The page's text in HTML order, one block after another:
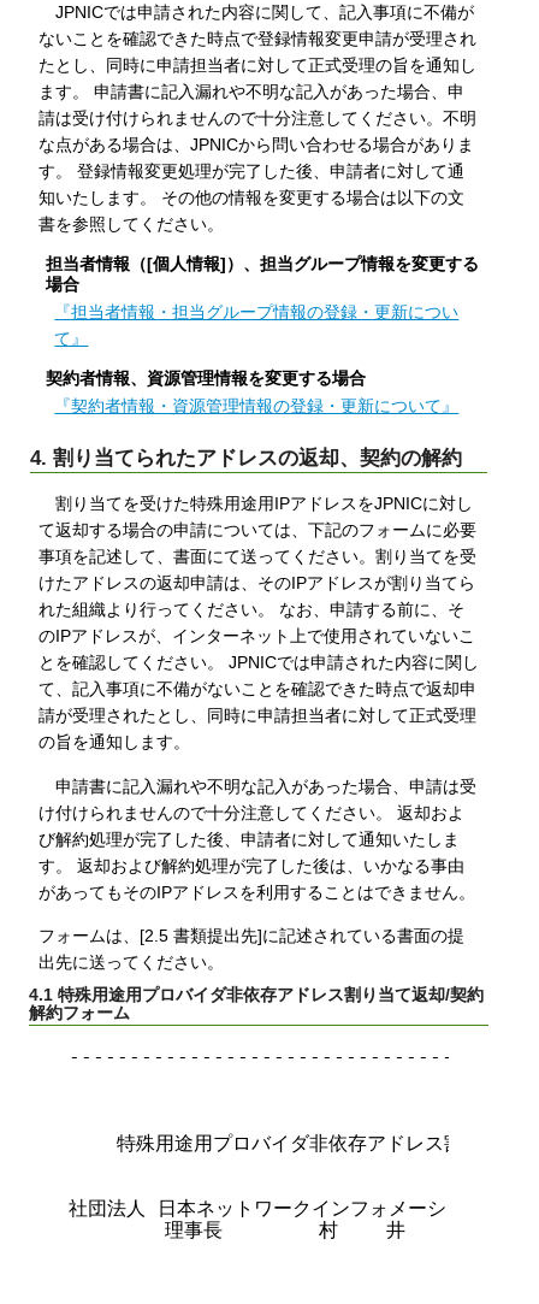
JPNICでは申請された内容に関して、記入事項に不備が
ないことを確認できた時点で登録情報変更申請が受理され
たとし、同時に申請担当者に対して正式受理の旨を通知し
ます。 申請書に記入漏れや不明な記入があった場合、申
請は受け付けられませんので十分注意してください。不明
な点がある場合は、JPNICから問い合わせる場合がありま
す。 登録情報変更処理が完了した後、申請者に対して通
知いたします。 その他の情報を変更する場合は以下の文
書を参照してください。
担当者情報（[個人情報]）、担当グループ情報を変更する
場合
『担当者情報・担当グループ情報の登録・更新につい
て』
契約者情報、資源管理情報を変更する場合
『契約者情報・資源管理情報の登録・更新について』
4. 割り当てられたアドレスの返却、契約の解約
割り当てを受けた特殊用途用IPアドレスをJPNICに対し
て返却する場合の申請については、下記のフォームに必要
事項を記述して、書面にて送ってください。割り当てを受
けたアドレスの返却申請は、そのIPアドレスが割り当てら
れた組織より行ってください。 なお、申請する前に、そ
のIPアドレスが、インターネット上で使用されていないこ
とを確認してください。 JPNICでは申請された内容に関し
て、記入事項に不備がないことを確認できた時点で返却申
請が受理されたとし、同時に申請担当者に対して正式受理
の旨を通知します。
申請書に記入漏れや不明な記入があった場合、申請は受
け付けられませんので十分注意してください。 返却およ
び解約処理が完了した後、申請者に対して通知いたしま
す。 返却および解約処理が完了した後は、いかなる事由
があってもそのIPアドレスを利用することはできません。
フォームは、[2.5 書類提出先]に記述されている書面の提
出先に送ってください。
4.1 特殊用途用プロバイダ非依存アドレス割り当て返却/契約
解約フォーム
特殊用途用プロバイダ非依存アドレス割り当て
社団法人 日本ネットワークインフォメーションセン
理事長        村    井      純